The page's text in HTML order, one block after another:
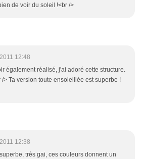
de voir du soleil !<br />
12:48
également réalisé, j'ai adoré cette structure.
/> Ta version toute ensoleillée est superbe !
12:38
très gai, ces couleurs donnent un